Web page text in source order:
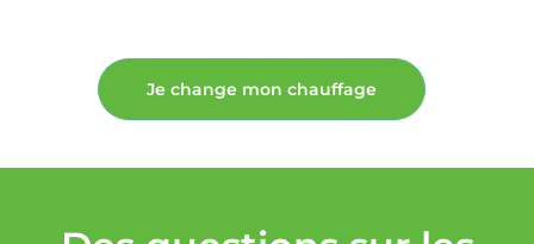
Je change mon chauffage